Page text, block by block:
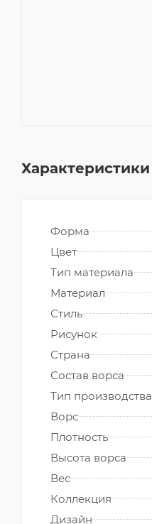
Характеристики
Форма
Цвет
Тип материала
Материал
Стиль
Рисунок
Страна
Состав ворса
Тип производства
Ворс
Плотность
Высота ворса
Вес
Коллекция
Дизайн